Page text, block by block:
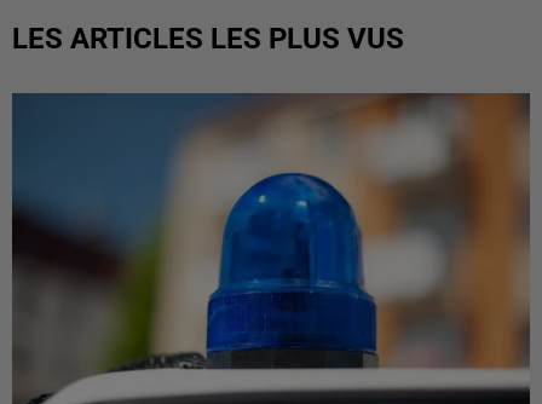
LES ARTICLES LES PLUS VUS